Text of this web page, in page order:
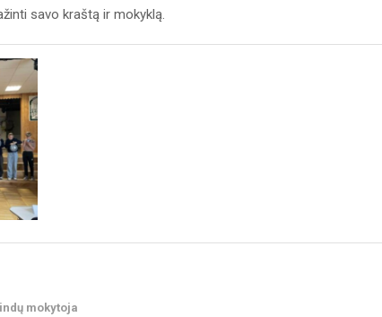
savo kraštą ir mokyklą.
mokytoja